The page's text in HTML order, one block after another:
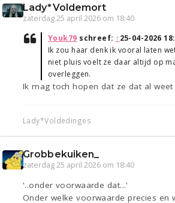
Lady*Voldemort
zaterdag 25 april 2026 om 18:40
Youk79 schreef: ↑25-04-2026
Ik zou haar denk ik vooral laten
niet pluis voelt ze daar altijd op
overleggen.
Ik mag toch hopen dat ze dat al weet
Lady*Voldedinges
Grobbekuiken_
zaterdag 25 april 2026 om 18:40
'..onder voorwaarde dat...'
Onder welke voorwaarde precies en